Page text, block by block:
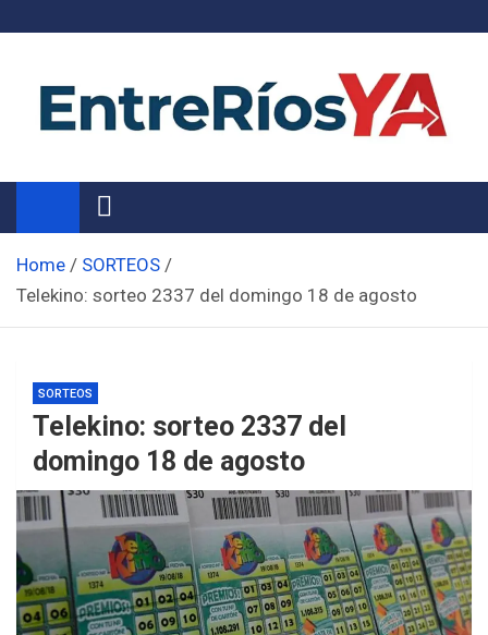
Noticias de Entre Ríos
Información de toda la provincia ahora
Home
SORTEOS
Telekino: sorteo 2337 del domingo 18 de agosto
SORTEOS
Telekino: sorteo 2337 del
domingo 18 de agosto